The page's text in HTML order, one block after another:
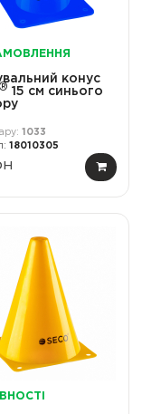
конус
15 см синього
1033
18010305